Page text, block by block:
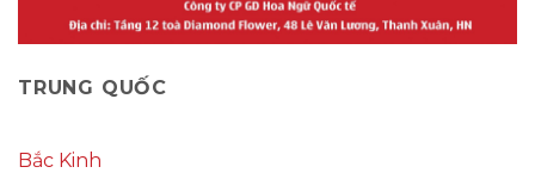
TRUNG QUỐC
Bắc Kinh